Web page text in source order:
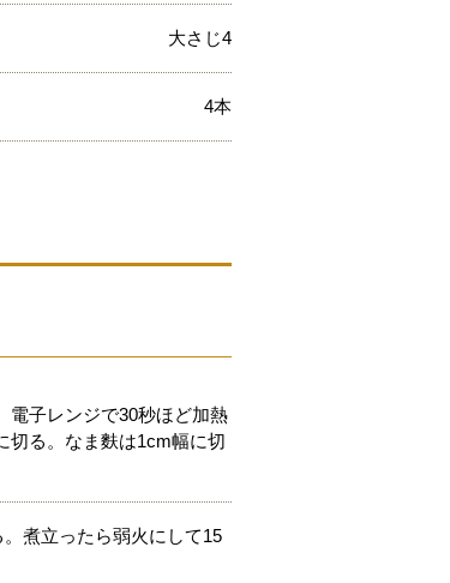
大さじ4
4本
電子レンジで30秒ほど加熱
切る。なま麩は1cm幅に切
煮立ったら弱火にして15